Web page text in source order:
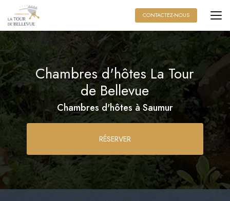
contenu
principal
CONTACTEZ-NOUS
Chambres d'hôtes La Tour
de Bellevue
Chambres d'hôtes à Saumur
RÉSERVER